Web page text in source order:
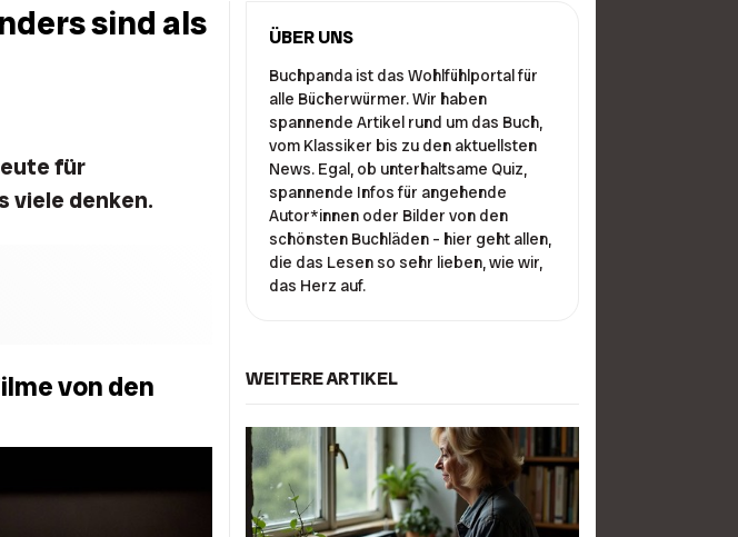
sind als
für
viele denken.
von den
ÜBER UNS
Buchpanda ist das Wohlfühlportal für
alle Bücherwürmer. Wir haben
spannende Artikel rund um das Buch,
vom Klassiker bis zu den aktuellsten
News. Egal, ob unterhaltsame Quiz,
spannende Infos für angehende
Autor*innen oder Bilder von den
schönsten Buchläden – hier geht allen,
die das Lesen so sehr lieben, wie wir,
das Herz auf.
WEITERE ARTIKEL